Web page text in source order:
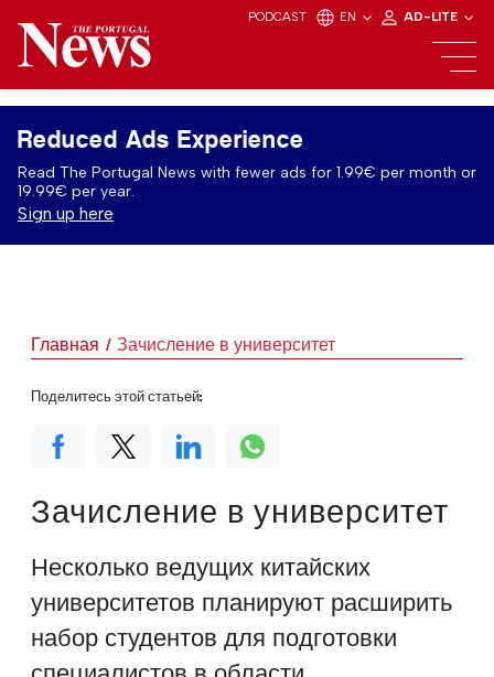
PODCAST EN AD-LITE
Reduced Ads Experience
Read The Portugal News with fewer ads for 1.99€ per month or
19.99€ per year.
Sign up here
Главная Зачисление в университет
Зачисление в университет
Несколько ведущих китайских
университетов планируют расширить
набор студентов для подготовки
Поделитесь этой статьей: